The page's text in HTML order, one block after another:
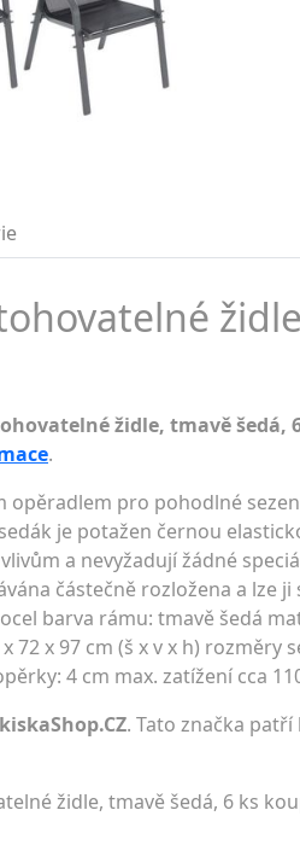
židle, tmavě šedá,
.
opěradlem pro pohodlné
je potažen černou
a nevyžadují žádné
částečně rozložena a lze
barva rámu: tmavě šedá
72 x 97 cm (š x v x h) rozměry
4 cm max. zatížení cca
. Tato značka
židle, tmavě šedá, 6 ks